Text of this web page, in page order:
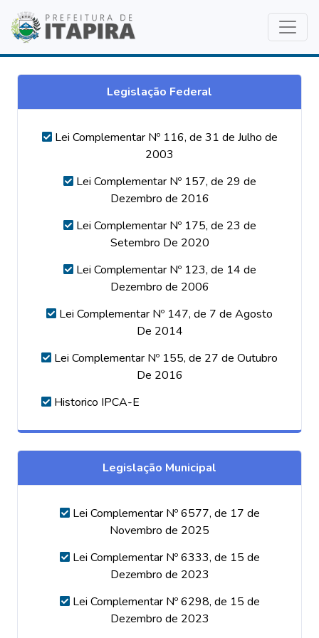
Legislação Federal
Lei Complementar Nº 116, de 31 de Julho de
2003
Lei Complementar Nº 157, de 29 de
Dezembro de 2016
Lei Complementar Nº 175, de 23 de
Setembro De 2020
Lei Complementar Nº 123, de 14 de
Dezembro de 2006
Lei Complementar Nº 147, de 7 de Agosto
De 2014
Lei Complementar Nº 155, de 27 de Outubro
De 2016
Historico IPCA-E
Legislação Municipal
Lei Complementar Nº 6577, de 17 de
Novembro de 2025
Lei Complementar Nº 6333, de 15 de
Dezembro de 2023
Lei Complementar Nº 6298, de 15 de
Dezembro de 2023